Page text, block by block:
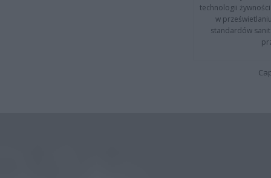
technologii
w
standardów